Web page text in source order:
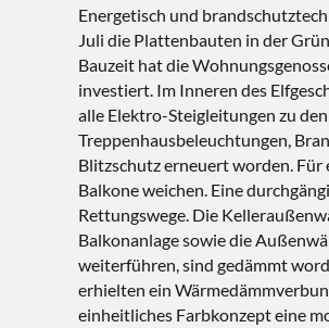
Energetisch und
Juli die Plattenbauten in der
Bauzeit hat die
investiert. Im Inneren des
alle Elektro-Steigleitungen zu
Treppenhausbeleuchtungen,
Blitzschutz erneuert worden. Für
Balkone weichen. Eine
Rettungswege. Die
Balkonanlage sowie die
weiterführen, sind gedämmt
erhielten ein
einheitliches Farbkonzept eine